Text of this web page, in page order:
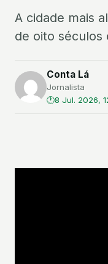
A cidade mais
de oito séculos
Conta Lá
Jornalista
8 Jul. 2026,